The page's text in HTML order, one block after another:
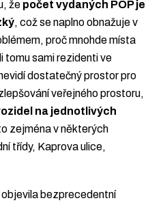
že počet vydaných POP je
, což se naplno obnažuje v
proč mnohde místa
tomu sami rezidenti ve
dostatečný prostor pro
veřejného prostoru,
na jednotlivých
zejména v některých
třídy, Kaprova ulice,
bezprecedentní